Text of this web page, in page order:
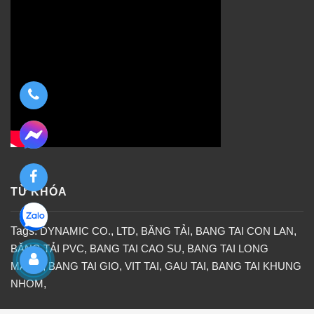
TỪ KHÓA
Tags:DYNAMIC CO., LTD, BĂNG TẢI, BANG TAI CON LAN,
BĂNG TẢI PVC, BANG TAI CAO SU, BANG TAI LONG
MANG ,BANG TAI GIO, VIT TAI, GAU TAI, BANG TAI KHUNG
NHOM,